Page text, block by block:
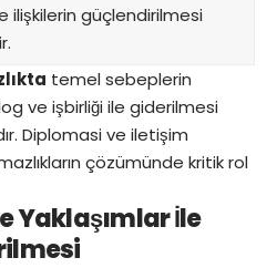
ilişkilerin güçlendirilmesi
temel sebeplerin
ve işbirliği ile giderilmesi
Diplomasi ve iletişim
çözümünde kritik rol
Yaklaşımlar İle